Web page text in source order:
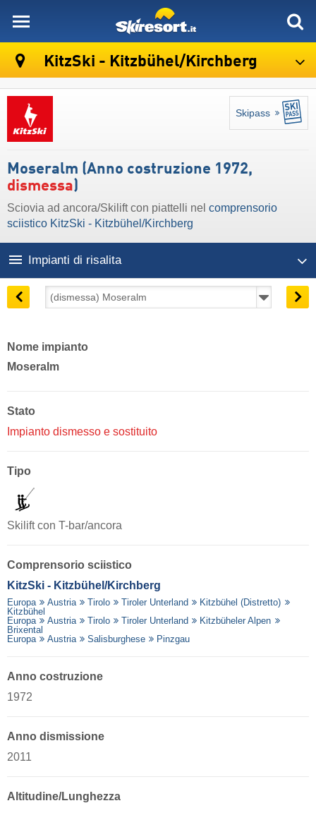
KitzSki - Kitzbühel/​Kirchberg
Skipass
Moseralm (Anno costruzione 1972,
dismessa)
Sciovia ad ancora/Skilift con piattelli nel comprensorio
sciistico KitzSki - Kitzbühel/​Kirchberg
Impianti di risalita
Nome impianto
Moseralm
Stato
Impianto dismesso e sostituito
Tipo
Skilift con T-bar/ancora
Comprensorio sciistico
KitzSki - Kitzbühel/​Kirchberg
Europa Austria Tirolo Tiroler Unterland
Kitzbühel (Distretto)
Kitzbühel
Europa
Austria Tirolo Tiroler Unterland
Kitzbüheler Alpen
Brixental
Europa
Austria Salisburghese Pinzgau
Anno costruzione
1972
Anno dismissione
2011
Altitudine/Lunghezza